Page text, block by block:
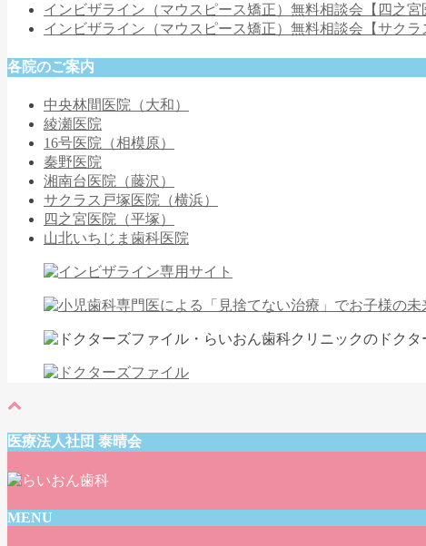
インビザライン（マウスピース矯正）無料相談会【四之宮
インビザライン（マウスピース矯正）無料相談会【サクラ
各院のご案内
中央林間医院（大和）
綾瀬医院
16号医院（相模原）
秦野医院
湘南台医院（藤沢）
サクラス戸塚医院（横浜）
四之宮医院（平塚）
山北いちじま歯科医院
医療法人社団 泰晴会
MENU